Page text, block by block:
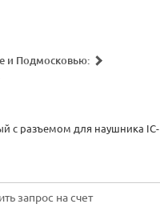
и Подмосковью:
с разъемом для наушника IC-
запрос на счет